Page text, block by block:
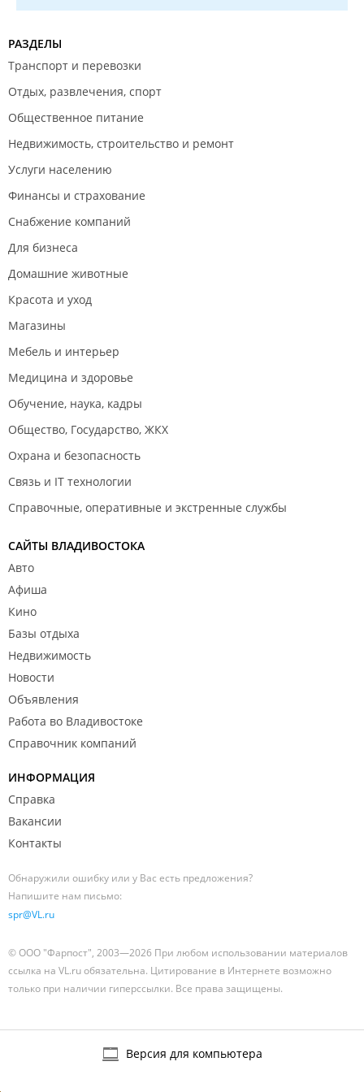
такими же размерами как у меня.
ручная кладь должна быть размером ДО 60*40*20,
то это БУДЕТ являться ручной кладью. И моя сумка,
52*40*19. Следовательно, норм я не нарушила, но
меня, извините, *** и чуть ли не допустили к
Уважаемые, у меня после этого есть претензия: а вы
вообще проверяете своих водителей на
вменяемость перед допущением к пассажирам и
дальнейшей перевозке или все-таки нет?))
РАЗДЕЛЫ
Транспорт и перевозки
Отдых, развлечения, спорт
Общественное питание
Недвижимость, строительство и ремонт
Услуги населению
Финансы и страхование
Снабжение компаний
Для бизнеса
Домашние животные
Красота и уход
Магазины
Мебель и интерьер
Медицина и здоровье
Обучение, наука, кадры
Общество, Государство, ЖКХ
Охрана и безопасность
Связь и IT технологии
Справочные, оперативные и экстренные службы
САЙТЫ ВЛАДИВОСТОКА
Авто
Афиша
Кино
Базы отдыха
Недвижимость
Новости
Объявления
Работа во Владивостоке
Справочник компаний
ИНФОРМАЦИЯ
Справка
Вакансии
Контакты
Обнаружили ошибку или у Вас есть предложения?
Напишите нам письмо:
spr@VL.ru
© ООО "Фарпост", 2003—2026 При любом использовании материалов
ссылка на VL.ru обязательна. Цитирование в Интернете возможно
только при наличии гиперссылки. Все права защищены.
Версия для компьютера